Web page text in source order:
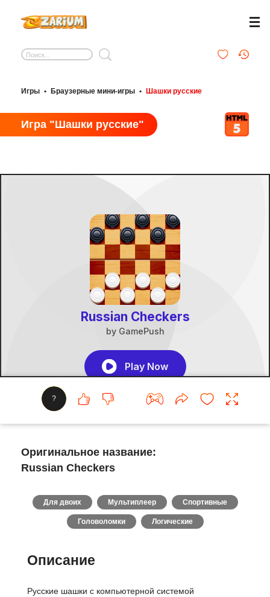
Игры • Браузерные мини-игры • Шашки русские
Игра "Шашки русские"
?
Оригинальное название:
Russian Checkers
Для двоих Мультиплеер Спортивные
Головоломки Логические
Описание
Русские шашки с компьютерной системой